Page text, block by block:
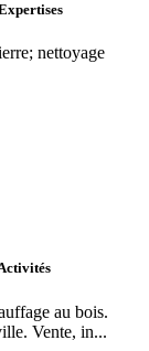
nettoyage
au bois.
Vente, in...